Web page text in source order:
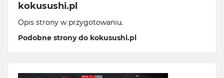
kokusushi.pl
Opis strony w przygotowaniu.
Podobne strony do kokusushi.pl